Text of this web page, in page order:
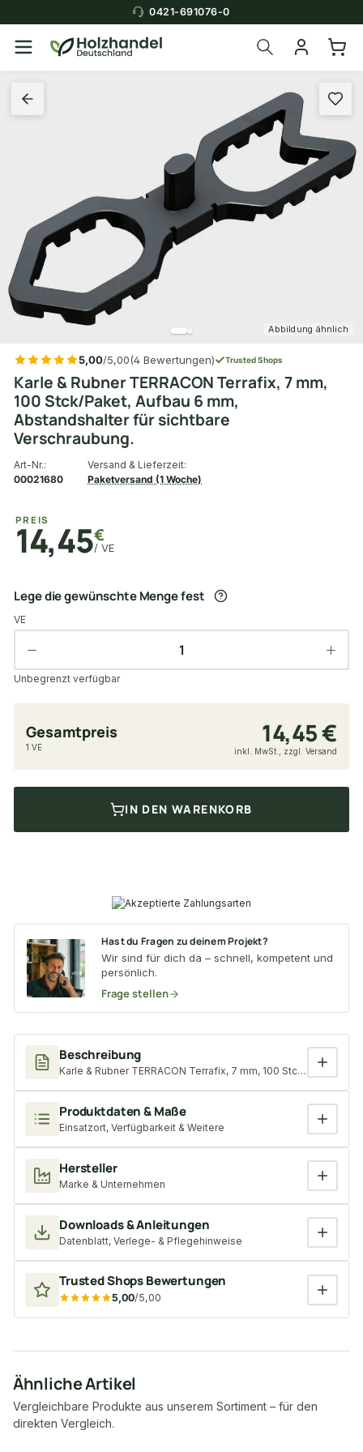
0421-691076-0
Abbildung ähnlich
Beschreibung
Karle & Rubner TERRACON Terrafix, 7 mm, 100 Stck/Paket,
Produktdaten & Maße
Einsatzort, Verfügbarkeit & Weitere
Hersteller
Marke & Unternehmen
Downloads & Anleitungen
Datenblatt, Verlege- & Pflegehinweise
Trusted Shops Bewertungen
5,00/5,00
5,00/5,00(4 Bewertungen) Trusted Shops
Karle & Rubner TERRACON Terrafix, 7 mm,
100 Stck/Paket, Aufbau 6 mm,
Abstandshalter für sichtbare
Verschraubung.
Art-Nr.:
00021680
Versand & Lieferzeit:
Paketversand (1 Woche)
PREIS
14,45€
/ VE
Lege die gewünschte Menge fest
VE
Unbegrenzt verfügbar
Gesamtpreis 14,45 €
1 VE inkl. MwSt., zzgl. Versand
IN DEN WARENKORB
Hast du Fragen zu deinem Projekt?
Wir sind für dich da – schnell, kompetent und
persönlich.
Frage stellen
Ähnliche Artikel
Vergleichbare Produkte aus unserem Sortiment – für den
direkten Vergleich.